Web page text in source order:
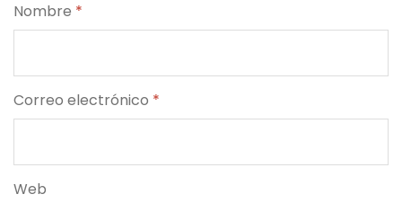
Nombre *
Correo electrónico *
Web